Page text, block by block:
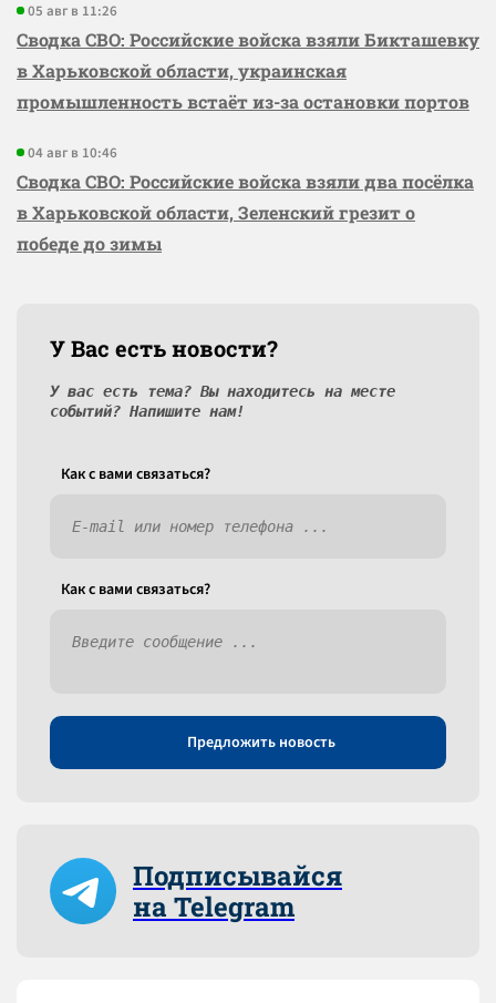
05 авг в 11:26
Сводка СВО: Российские войска взяли Бикташевку
в Харьковской области, украинская
промышленность встаёт из-за остановки портов
04 авг в 10:46
Сводка СВО: Российские войска взяли два посёлка
в Харьковской области, Зеленский грезит о
победе до зимы
У Вас есть новости?
У вас есть тема? Вы находитесь на месте
событий? Напишите нам!
Как c вами связаться?
Как c вами связаться?
Предложить новость
Подписывайся
на Telegram